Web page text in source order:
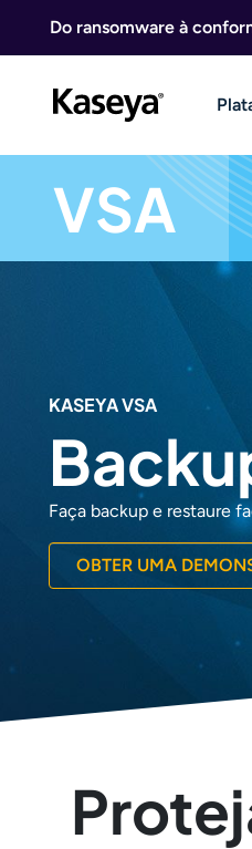
Do ransomware à
VSA
KASEYA VSA
Faça backup e restaure
OBTER UMA